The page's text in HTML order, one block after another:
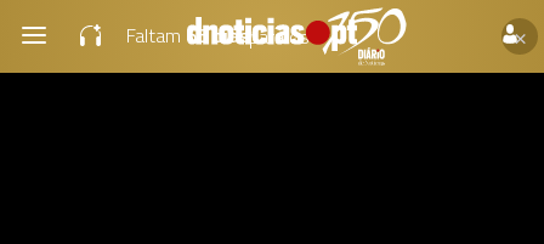
Faltam 66 diaspara os ×